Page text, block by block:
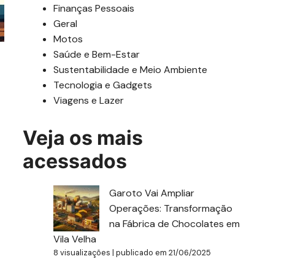
Finanças Pessoais
Geral
Motos
Saúde e Bem-Estar
Sustentabilidade e Meio Ambiente
Tecnologia e Gadgets
Viagens e Lazer
Veja os mais
acessados
Garoto Vai Ampliar
Operações: Transformação
na Fábrica de Chocolates em
Vila Velha
8 visualizações | publicado em 21/06/2025